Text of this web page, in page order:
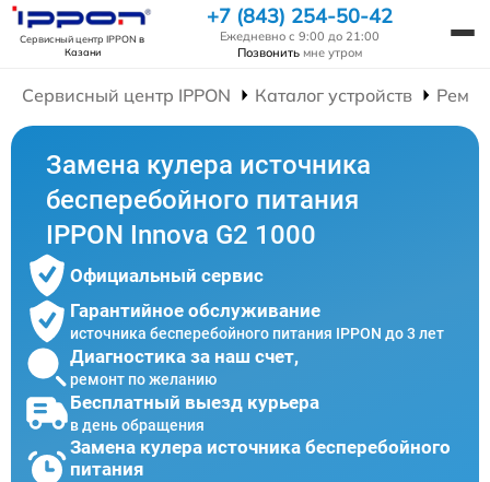
Сервисный центр IPPON в
Казани
+7 (843) 254-50-42
Ежедневно с 9:00 до 21:00
Позвонить мне утром
Сервисный центр IPPON Каталог устройств
Замена кулера источника
бесперебойного питания
IPPON Innova G2 1000
Официальный сервис
Гарантийное обслуживание
источника бесперебойного питания IPPON до 3 лет
Диагностика за наш счет,
ремонт по желанию
Бесплатный выезд курьера
в день обращения
Замена кулера источника бесперебойного
питания